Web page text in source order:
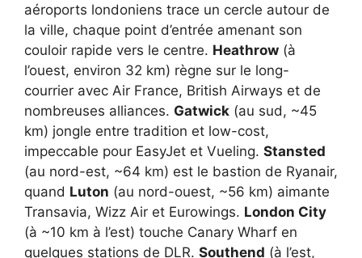
aéroports londoniens trace un cercle autour de
la ville, chaque point d’entrée amenant son
couloir rapide vers le centre. Heathrow (à
l’ouest, environ 32 km) règne sur le long-
courrier avec Air France, British Airways et de
nombreuses alliances. Gatwick (au sud, ~45
km) jongle entre tradition et low-cost,
impeccable pour EasyJet et Vueling. Stansted
(au nord-est, ~64 km) est le bastion de Ryanair,
quand Luton (au nord-ouest, ~56 km) aimante
Transavia, Wizz Air et Eurowings. London City
(à ~10 km à l’est) touche Canary Wharf en
quelques stations de DLR. Southend (à l’est,